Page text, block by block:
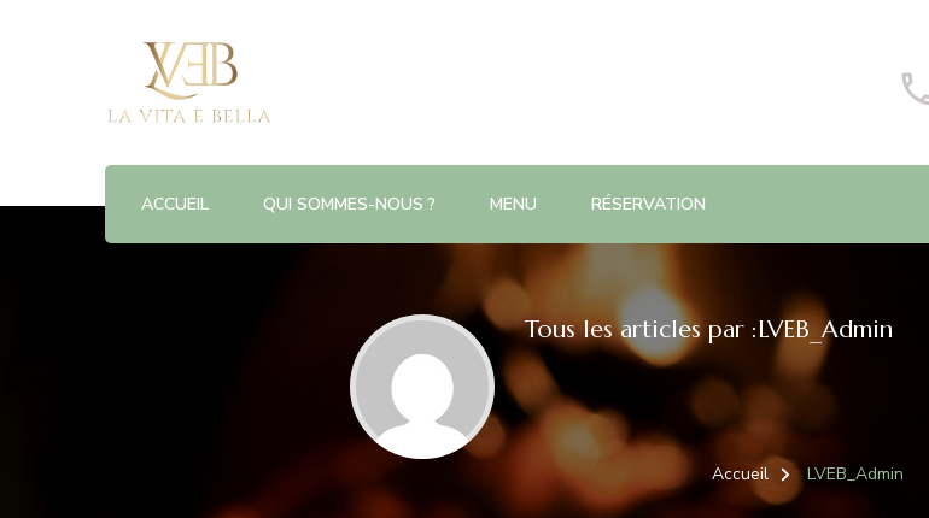
ACCUEIL QUI SOMMES-NOUS ? MENU RÉSERVATION
Tous les articles par :LVEB_Admin
Accueil LVEB_Admin